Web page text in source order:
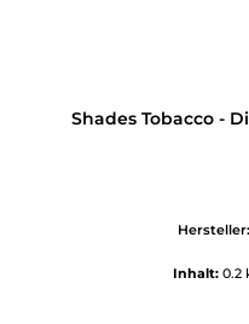
Shades Tobacco -
Hersteller:
Inhalt: 0.2